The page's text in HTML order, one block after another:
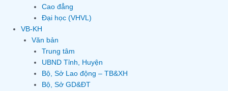
Cao đẳng
Đại học (VHVL)
VB-KH
Văn bản
Trung tâm
UBND Tỉnh, Huyện
Bộ, Sở Lao động – TB&XH
Bộ, Sở GD&ĐT